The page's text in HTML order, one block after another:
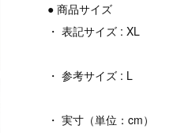
● 商品サイズ
・ 表記サイズ : XL
・ 参考サイズ : L
・ 実寸（単位：cm）